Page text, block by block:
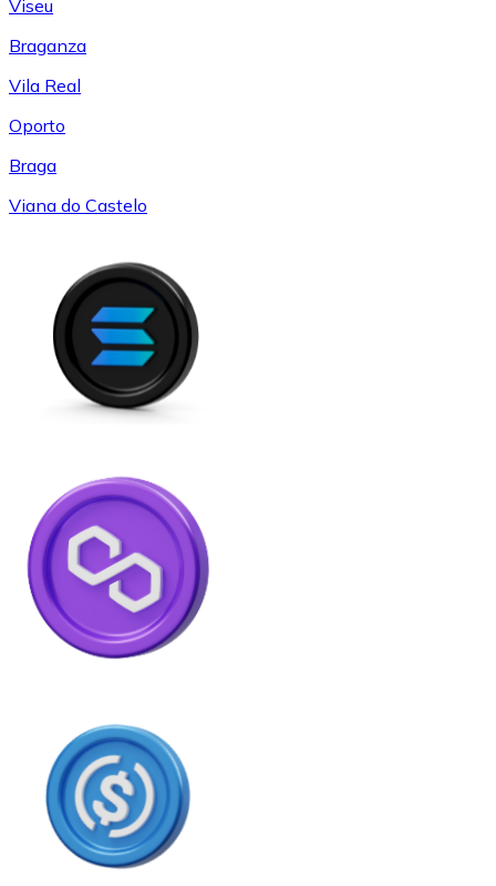
Viseu
Braganza
Vila Real
Oporto
Braga
Viana do Castelo